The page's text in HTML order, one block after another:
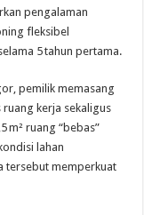
pengalaman
fleksibel
5 tahun pertama.
pemilik memasang
kerja sekaligus
m² ruang “bebas”
lahan
tersebut memperkuat